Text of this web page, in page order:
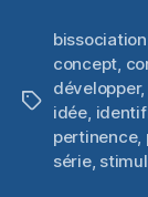
Étiquettes
bissociation
concept
développer,
idée
pertinence,
série,